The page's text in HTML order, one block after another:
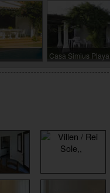
Casa Simius